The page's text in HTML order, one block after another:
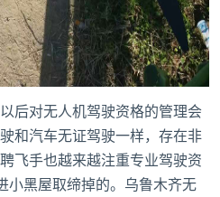
后对无人机驾驶资格的管理会
和汽车无证驾驶一样，存在非
飞手也越来越注重专业驾驶资
小黑屋取缔掉的。乌鲁木齐无